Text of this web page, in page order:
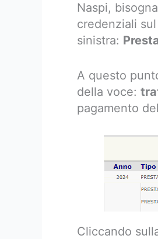
Naspi,
credenziali sul
sinistra:
A questo
della voce:
pagamento
Cliccando